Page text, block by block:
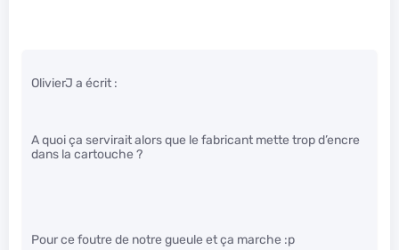
OlivierJ a écrit :
A quoi ça servirait alors que le fabricant mette trop d’encre
dans la cartouche ?
Pour ce foutre de notre gueule et ça marche :p